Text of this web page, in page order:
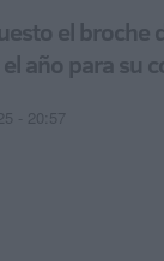
el
año para su
- 20:57